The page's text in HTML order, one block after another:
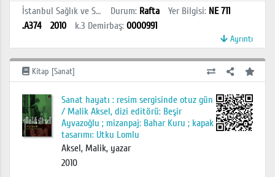
İstanbul Sağlık ve Sosyal Bilimler MYO Kütüphanesi Durum: Rafta Yer Bilgisi: NE 711
.A374
2010 k.3 Demirbaş: 0000991
Ayrıntı
Kitap [Sanat]
Sanat hayatı : resim sergisinde otuz gün
/ Malik Aksel, dizi editörü: Beşir
Ayvazoğlu ; mizanpaj: Bahar Kuru ; kapak
tasarımı: Utku Lomlu
Aksel, Malik, yazar
2010